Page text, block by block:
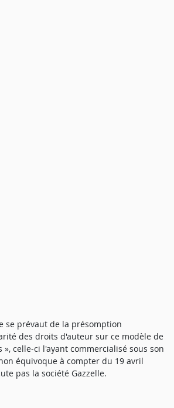
se prévaut de la présomption
des droits d'auteur sur ce modèle de
», celle-ci l'ayant commercialisé sous son
équivoque à compter du 19 avril
pas la société Gazzelle.